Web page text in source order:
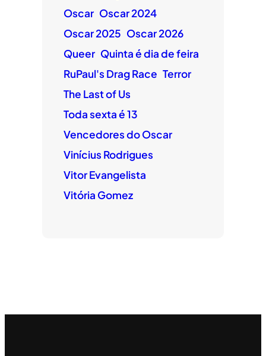
Oscar Oscar 2024
Oscar 2025 Oscar 2026
Queer Quinta é dia de feira
RuPaul's Drag Race Terror
The Last of Us
Toda sexta é 13
Vencedores do Oscar
Vinícius Rodrigues
Vitor Evangelista
Vitória Gomez